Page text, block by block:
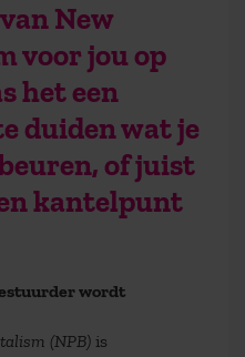
New
voor jou op
het een
duiden wat je
of juist
kantelpunt
wordt
(NPB) is